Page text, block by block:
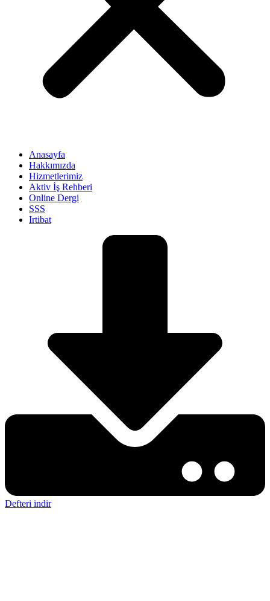
Anasayfa
Hakkımızda
Hizmetlerimiz
Aktiv İş Rehberi
Online Dergi
SSS
Irtibat
Defteri indir